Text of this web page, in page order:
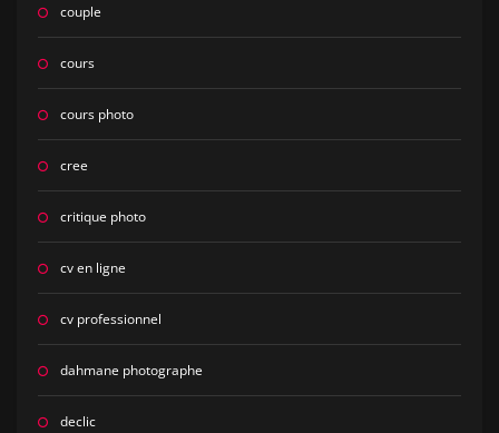
couple
cours
cours photo
cree
critique photo
cv en ligne
cv professionnel
dahmane photographe
declic